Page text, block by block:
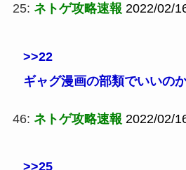
25: ネトゲ攻略速報 2022/02/
>>22
ギャグ漫画の部類でいいの
46: ネトゲ攻略速報 2022/02/
>>25